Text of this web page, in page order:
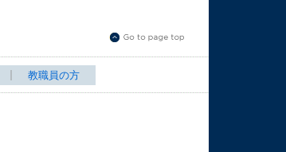
教職員の方